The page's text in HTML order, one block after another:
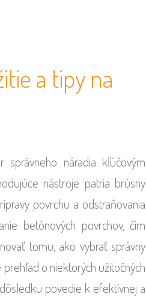
a tipy na
náradia kľúčovým
nástroje patria brúsny
povrchu a odstraňovania
betónových povrchov, čím
tomu, ako vybrať správny
o niektorých užitočných
povedie k efektívnej a